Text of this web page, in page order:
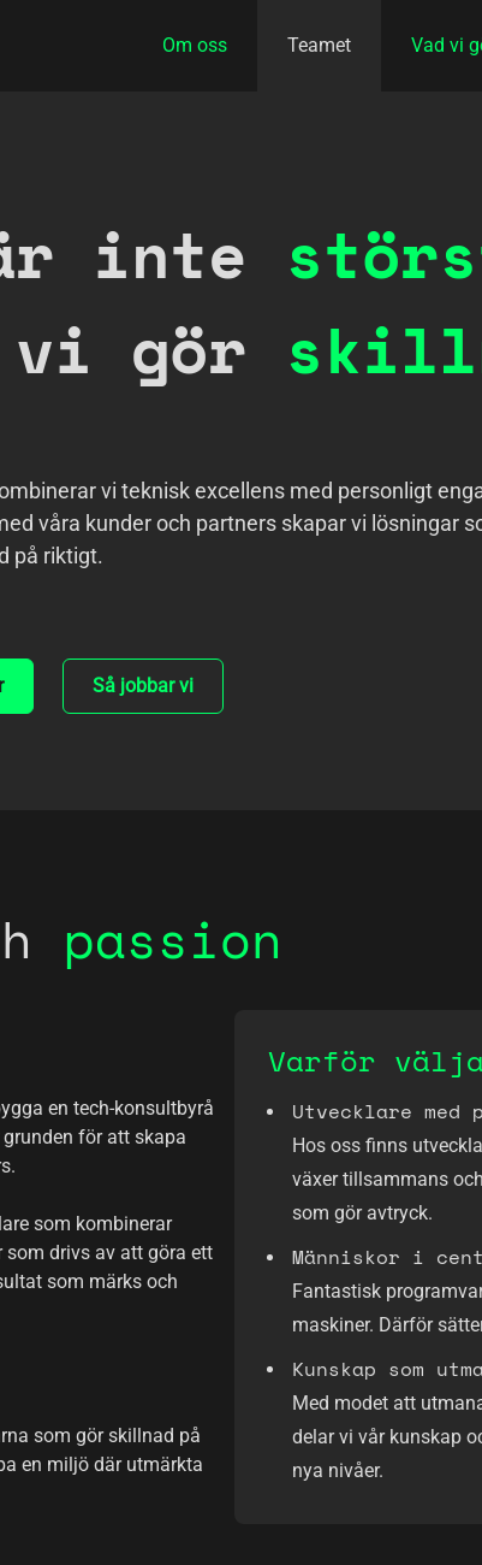
Om oss Teamet Vad vi
inte
vi gör
vi teknisk excellens med personligt
våra kunder och partners skapar vi lösningar
på riktigt.
Så jobbar vi
passion
en tech-konsultbyrå
för att skapa
som kombinerar
som drivs av att göra ett
som märks och
som gör skillnad på
en miljö där utmärkta
Varför
Utvecklare med
Hos oss finns
växer tillsammans
som gör avtryck.
Människor i
Fantastisk
maskiner. Därför
Kunskap som
Med modet att
delar vi vår kunskap
nya nivåer.